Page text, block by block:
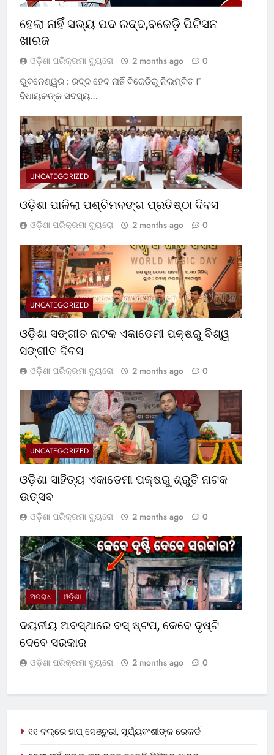
ହେଲା ନାହିଁ ସଭ୍ୟ ପଦ ରଦ୍ଦ,ବଜେଡ଼ି ପିଟିସନ
ଖାରଜ
ଓଡ଼ିଶା ପରିକ୍ରମା ବ୍ୟୁରୋ 2 months ago 0
ଭୁବନେଶ୍ୱର : ରଦ୍ଦ ହେବ ନାହିଁ ବିଜେଡିରୁ ନିଲମ୍ବିତ ୮
ବିଧାୟକଙ୍କ ସଦସ୍ୟ…
UNCATEGORIZED
ଓଡ଼ିଶା ପାଳିଲା ପଶ୍ଚିମବଙ୍ଗ ପ୍ରତିଷ୍ଠା ଦିବସ
ଓଡ଼ିଶା ପରିକ୍ରମା ବ୍ୟୁରୋ 2 months ago 0
UNCATEGORIZED
ଓଡ଼ିଶା ସଙ୍ଗୀତ ନାଟକ ଏକାଡେମୀ ପକ୍ଷରୁ ବିଶ୍ୱ
ସଙ୍ଗୀତ ଦିବସ
ଓଡ଼ିଶା ପରିକ୍ରମା ବ୍ୟୁରୋ 2 months ago 0
UNCATEGORIZED
ଓଡ଼ିଶା ସାହିତ୍ୟ ଏକାଡେମୀ ପକ୍ଷରୁ ଶ୍ରୁତି ନାଟକ
ଉତ୍ସବ
ଓଡ଼ିଶା ପରିକ୍ରମା ବ୍ୟୁରୋ 2 months ago 0
ଅପରାଧ ଓଡ଼ିଶା
ଦୟନୀୟ ଅବସ୍ଥାରେ ବସ୍‌ ଷ୍ଟପ୍‌, କେବେ ଦୃଷ୍ଟି
ଦେବେ ସରକାର
ଓଡ଼ିଶା ପରିକ୍ରମା ବ୍ୟୁରୋ 2 months ago 0
୧୧ ବଲ୍‌ରେ ହାପ୍ ସେଞ୍ଚୁରୀ, ସୂର୍ଯ୍ୟବଂଶୀଙ୍କ ରେକର୍ଡ